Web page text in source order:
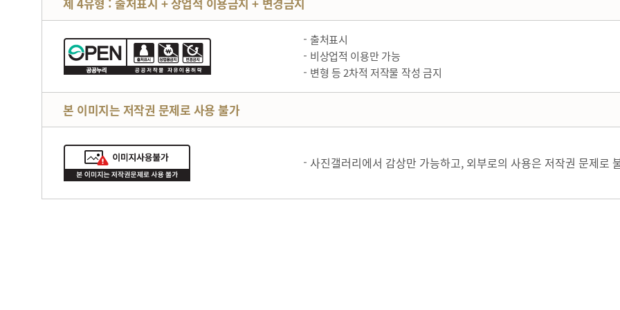
출처표시
비상업적 이용만 가능
변형 등 2차적 저작물 작성 금지
본 이미지는 저작권 문제로 사용 불가
사진갤러리에서 감상만 가능하고, 외부로의 사용은 저작권 문제로